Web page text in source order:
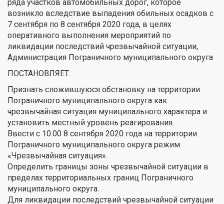
ряда участков автомобильных дорог, которое
возникло вследствие выпадения обильных осадков с
7 сентября по 8 сентября 2020 года, в целях
оперативного выполнения мероприятий по
ликвидации последствий чрезвычайной ситуации,
Администрация Пограничного муниципального округа
ПОСТАНОВЛЯЕТ:
Признать сложившуюся обстановку на территории
Пограничного муниципального округа как
чрезвычайная ситуация муниципального характера и
установить местный уровень реагирования.
Ввести с 10.00 8 сентября 2020 года на территории
Пограничного муниципального округа режим
«Чрезвычайная ситуация».
Определить границы зоны чрезвычайной ситуации в
пределах территориальных границ Пограничного
муниципального округа.
Для ликвидации последствий чрезвычайной ситуации